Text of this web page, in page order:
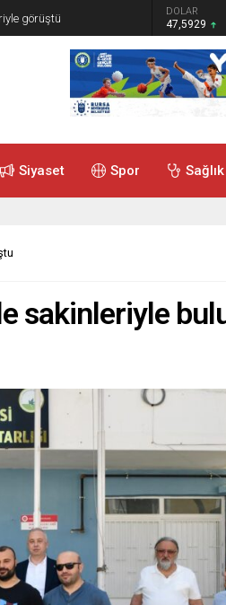
görüştü DOLAR
47,5929
Siyaset Spor Sağlık
sakinleriyle